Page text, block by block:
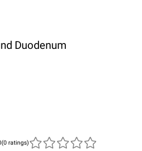
Duodenum
(0 ratings)